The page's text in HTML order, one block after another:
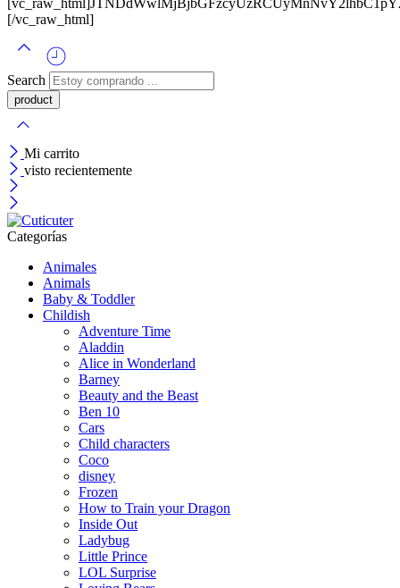
[/vc_raw_html]
Search
Mi carrito
visto recientemente
Categorías
Animales
Animals
Baby & Toddler
Childish
Adventure Time
Aladdin
Alice in Wonderland
Barney
Beauty and the Beast
Ben 10
Cars
Child characters
Coco
disney
Frozen
How to Train your Dragon
Inside Out
Ladybug
Little Prince
LOL Surprise